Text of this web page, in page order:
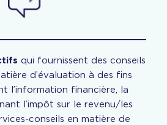
qui fournissent des conseils
d’évaluation à des fins
l’information financière, la
l’impôt sur le revenu/les
conseils en matière de